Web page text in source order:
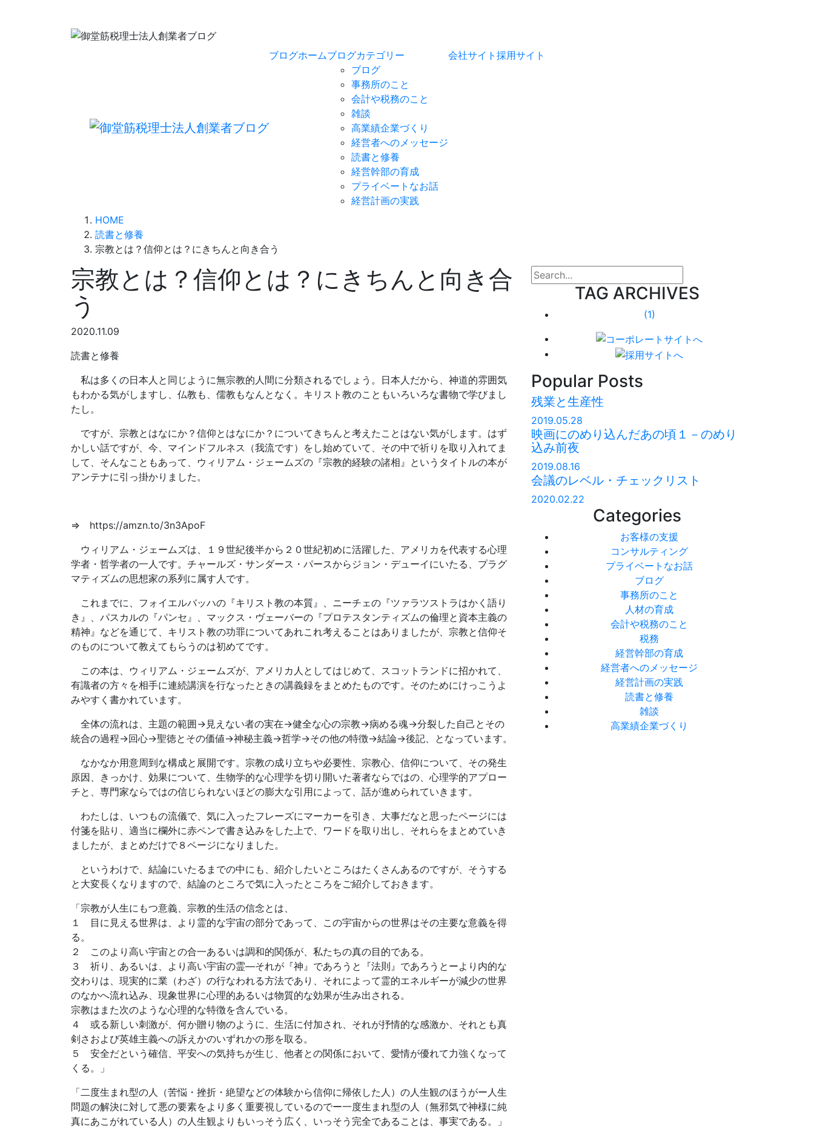
ブログホームブログカテゴリー
ブログ
事務所のこと
会計や税務のこと
雑談
高業績企業づくり
経営者へのメッセージ
読書と修養
経営幹部の育成
プライベートなお話
経営計画の実践
会社サイト 採用サイト
HOME
読書と修養
宗教とは？信仰とは？にきちんと向き合う
宗教とは？信仰とは？にきちんと向き合
う
2020.11.09
読書と修養
私は多くの日本人と同じように無宗教的人間に分類されるでしょう。日本人だから、神道的雰囲気
もわかる気がしますし、仏教も、儒教もなんとなく。キリスト教のこともいろいろな書物で学びまし
たし。
ですが、宗教とはなにか？信仰とはなにか？についてきちんと考えたことはない気がします。はず
かしい話ですが、今、マインドフルネス（我流です）をし始めていて、その中で祈りを取り入れてま
して、そんなこともあって、ウィリアム・ジェームズの『宗教的経験の諸相』というタイトルの本が
アンテナに引っ掛かりました。
⇒ https://amzn.to/3n3ApoF
ウィリアム・ジェームズは、１９世紀後半から２０世紀初めに活躍した、アメリカを代表する心理
学者・哲学者の一人です。チャールズ・サンダース・パースからジョン・デューイにいたる、プラグ
マティズムの思想家の系列に属す人です。
これまでに、フォイエルバッハの『キリスト教の本質』、ニーチェの『ツァラツストラはかく語り
き』、パスカルの『パンセ』、マックス・ヴェーバーの『プロテスタンティズムの倫理と資本主義の
精神』などを通じて、キリスト教の功罪についてあれこれ考えることはありましたが、宗教と信仰そ
のものについて教えてもらうのは初めてです。
この本は、ウィリアム・ジェームズが、アメリカ人としてはじめて、スコットランドに招かれて、
有識者の方々を相手に連続講演を行なったときの講義録をまとめたものです。そのためにけっこうよ
みやすく書かれています。
全体の流れは、主題の範囲→見えない者の実在→健全な心の宗教→病める魂→分裂した自己とその
統合の過程→回心→聖徳とその価値→神秘主義→哲学→その他の特徴→結論→後記、となっています。
なかなか用意周到な構成と展開です。宗教の成り立ちや必要性、宗教心、信仰について、その発生
原因、きっかけ、効果について、生物学的な心理学を切り開いた著者ならではの、心理学的アプロー
チと、専門家ならではの信じられないほどの膨大な引用によって、話が進められていきます。
わたしは、いつもの流儀で、気に入ったフレーズにマーカーを引き、大事だなと思ったページには
付箋を貼り、適当に欄外に赤ペンで書き込みをした上で、ワードを取り出し、それらをまとめていき
ましたが、まとめだけで８ページになりました。
というわけで、結論にいたるまでの中にも、紹介したいところはたくさんあるのですが、そうする
と大変長くなりますので、結論のところで気に入ったところをご紹介しておきます。
「宗教が人生にもつ意義、宗教的生活の信念とは、
１ 目に見える世界は、より霊的な宇宙の部分であって、この宇宙からの世界はその主要な意義を得
る。
２ このより高い宇宙との合一あるいは調和的関係が、私たちの真の目的である。
３ 祈り、あるいは、より高い宇宙の霊―それが『神』であろうと『法則』であろうとーより内的な
交わりは、現実的に業（わざ）の行なわれる方法であり、それによって霊的エネルギーが減少の世界
のなかへ流れ込み、現象世界に心理的あるいは物質的な効果が生み出される。
宗教はまた次のような心理的な特徴を含んでいる。
４ 或る新しい刺激が、何か贈り物のように、生活に付加され、それが抒情的な感激か、それとも真
剣さおよび英雄主義への訴えかのいずれかの形を取る。
５ 安全だという確信、平安への気持ちが生じ、他者との関係において、愛情が優れて力強くなって
くる。」
「二度生まれ型の人（苦悩・挫折・絶望などの体験から信仰に帰依した人）の人生観のほうがー人生
問題の解決に対して悪の要素をより多く重要視しているのでー一度生まれ型の人（無邪気で神様に純
真にあこがれている人）の人生観よりもいっそう広く、いっそう完全であることは、事実である。」
search
TAG ARCHIVES
(1)
Popular Posts
残業と生産性
2019.05.28
映画にのめり込んだあの頃１－のめり
込み前夜
2019.08.16
会議のレベル・チェックリスト
2020.02.22
Categories
お客様の支援
コンサルティング
プライベートなお話
ブログ
事務所のこと
人材の育成
会計や税務のこと
税務
経営幹部の育成
経営者へのメッセージ
経営計画の実践
読書と修養
雑談
高業績企業づくり